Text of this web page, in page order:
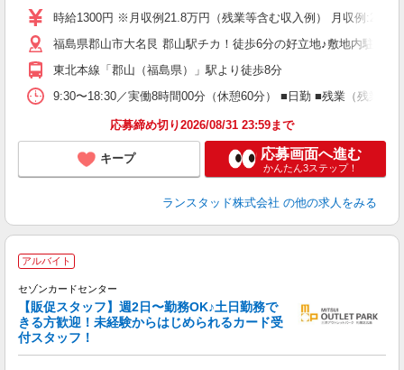
時給1300円 ※月収例21.8万円（残業等含む収入例） 月収例
福島県郡山市大名艮 郡山駅チカ！徒歩6分の好立地♪敷地内駐車場
東北本線「郡山（福島県）」駅より徒歩8分
9:30〜18:30／実働8時間00分（休憩60分） ■日勤 ■残業（残業
応募締め切り2026/08/31 23:59まで
キープ 応募画面へ進む
かんたん3ステップ！
ランスタッド株式会社 の他の求人をみる
アルバイト
セゾンカードセンター
【販促スタッフ】週2日〜勤務OK♪土日勤務で
きる方歓迎！未経験からはじめられるカード受
付スタッフ！